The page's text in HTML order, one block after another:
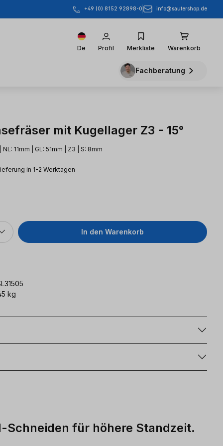
+49 (0) 8152 92898-0 info@sautershop.de
De Profil Merkliste Warenkorb
Fachberatung
mit Kugellager Z3 - 15°
NL: 11mm | GL: 51mm | Z3 | S: 8mm
in 1-2 Werktagen
In den Warenkorb
kg
Schneiden für höhere Standzeit.